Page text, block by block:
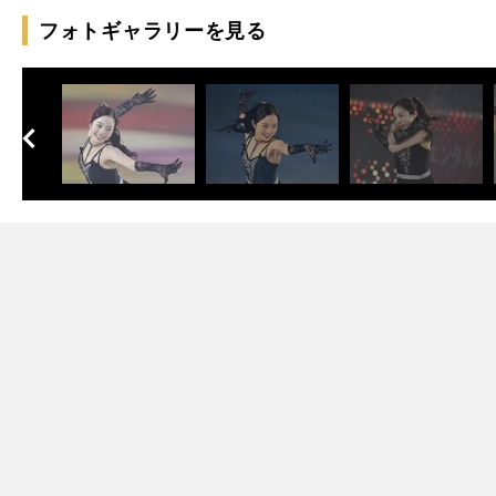
フォトギャラリーを見る
次
へ